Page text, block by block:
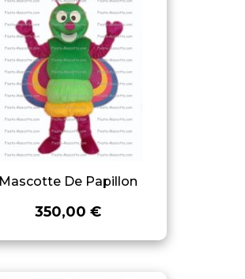
Mascotte De Papillon
350,00 €